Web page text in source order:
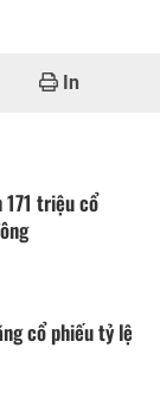
In
171 triệu cổ
cổ phiếu tỷ lệ